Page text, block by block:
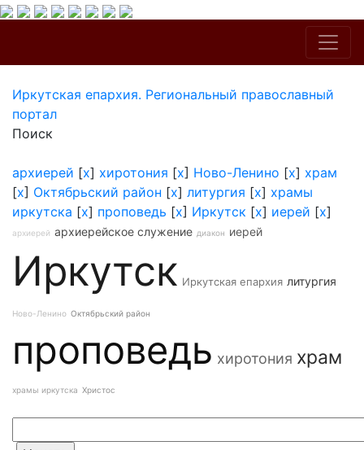
Иркутская епархия. Региональный православный
портал
Поиск
архиерей [x] хиротония [x] Ново-Ленино [x] храм
[x] Октябрьский район [x] литургия [x] храмы
иркутска [x] проповедь [x] Иркутск [x] иерей [x]
архиерей архиерейское служение диакон иерей
Иркутск Иркутская епархия литургия
Ново-Ленино Октябрьский район
проповедь хиротония храм
храмы иркутска Христос